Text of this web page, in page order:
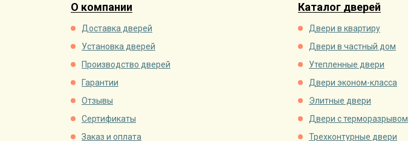
О компании
Доставка дверей
Установка дверей
Производство дверей
Гарантии
Отзывы
Сертификаты
Заказ и оплата
Каталог дверей
Двери в квартиру
Двери в частный дом
Утепленные двери
Двери эконом-класса
Элитные двери
Двери с терморазрывом
Трехконтурные двери